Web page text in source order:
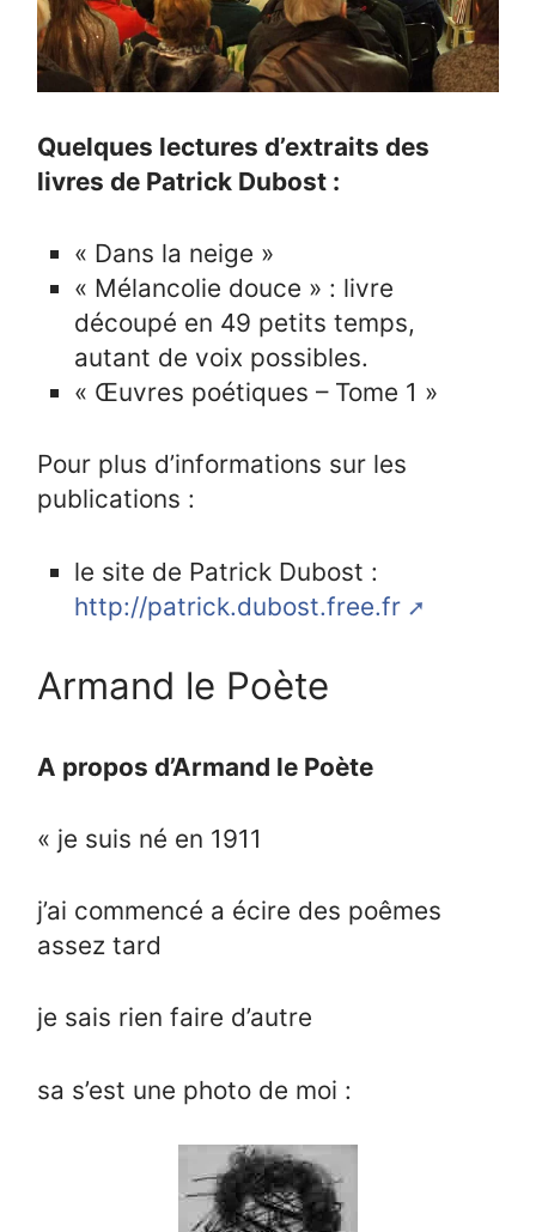
Quelques lectures d’extraits des
livres de Patrick Dubost :
« Dans la neige »
« Mélancolie douce » : livre
découpé en 49 petits temps,
autant de voix possibles.
« Œuvres poétiques – Tome 1 »
Pour plus d’informations sur les
publications :
le site de Patrick Dubost :
http://patrick.dubost.free.fr
Armand le Poète
A propos d’Armand le Poète
« je suis né en 1911
j’ai commencé a écire des poêmes
assez tard
je sais rien faire d’autre
sa s’est une photo de moi :